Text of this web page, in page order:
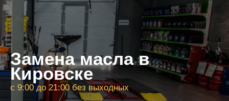
Замена масла в
Кировске
с 9:00 до 21:00 без выходных